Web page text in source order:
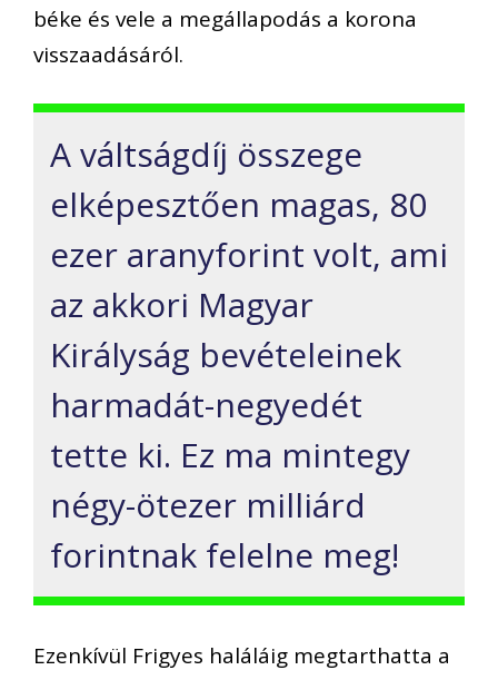
béke és vele a megállapodás a korona
visszaadásáról.
A váltságdíj összege
elképesztően magas, 80
ezer aranyforint volt, ami
az akkori Magyar
Királyság bevételeinek
harmadát-negyedét
tette ki. Ez ma mintegy
négy-ötezer milliárd
forintnak felelne meg!
Ezenkívül Frigyes haláláig megtarthatta a